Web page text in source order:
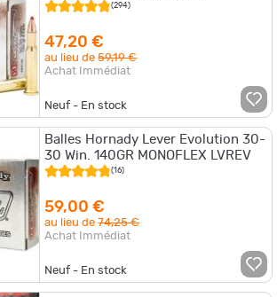
(294)
47,20 €
au lieu de59,19 €
Achat Immédiat
Neuf - En stock
Balles Hornady Lever Evolution 30-
30 Win. 140GR MONOFLEX LVREV
(16)
59,00 €
au lieu de74,25 €
Achat Immédiat
Neuf - En stock